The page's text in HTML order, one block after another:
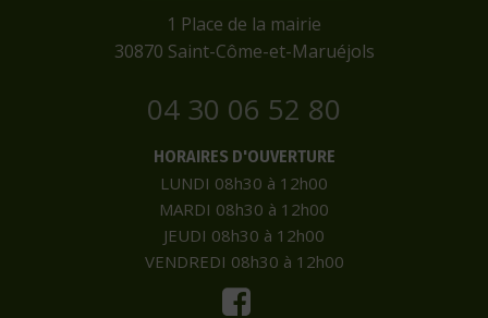
​1 Place de la mairie
​30870 Saint-Côme-et-Maruéjols
04 30 06 52 80
HORAIRES D'OUVERTURE
LUNDI 08h30 à 12h00
MARDI 08h30 à 12h00
JEUDI 08h30 à 12h00
VENDREDI 08h30 à 12h00